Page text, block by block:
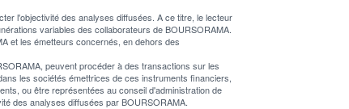
l'objectivité des analyses diffusées. A ce titre, le lecteur
variables des collaborateurs de BOURSORAMA.
et les émetteurs concernés, en dehors des
peuvent procéder à des transactions sur les
les sociétés émettrices de ces instruments financiers,
ou être représentées au conseil d'administration de
des analyses diffusées par BOURSORAMA.